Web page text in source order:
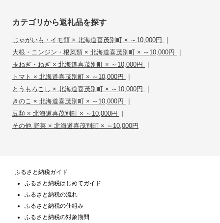
カテゴリから返礼品を探す
じゃがいも・イモ類 × 北海道喜茂別町 × ～10,000円 |
大根・ニンジン・根菜類 × 北海道喜茂別町 × ～10,000円 |
玉ねぎ・ねぎ × 北海道喜茂別町 × ～10,000円 |
トマト × 北海道喜茂別町 × ～10,000円 |
とうもろこし × 北海道喜茂別町 × ～10,000円 |
きのこ × 北海道喜茂別町 × ～10,000円 |
豆類 × 北海道喜茂別町 × ～10,000円 |
その他 野菜 × 北海道喜茂別町 × ～10,000円
ふるさと納税ガイド
ふるさと納税はじめてガイド
ふるさと納税の流れ
ふるさと納税の仕組み
ふるさと納税の対象期間